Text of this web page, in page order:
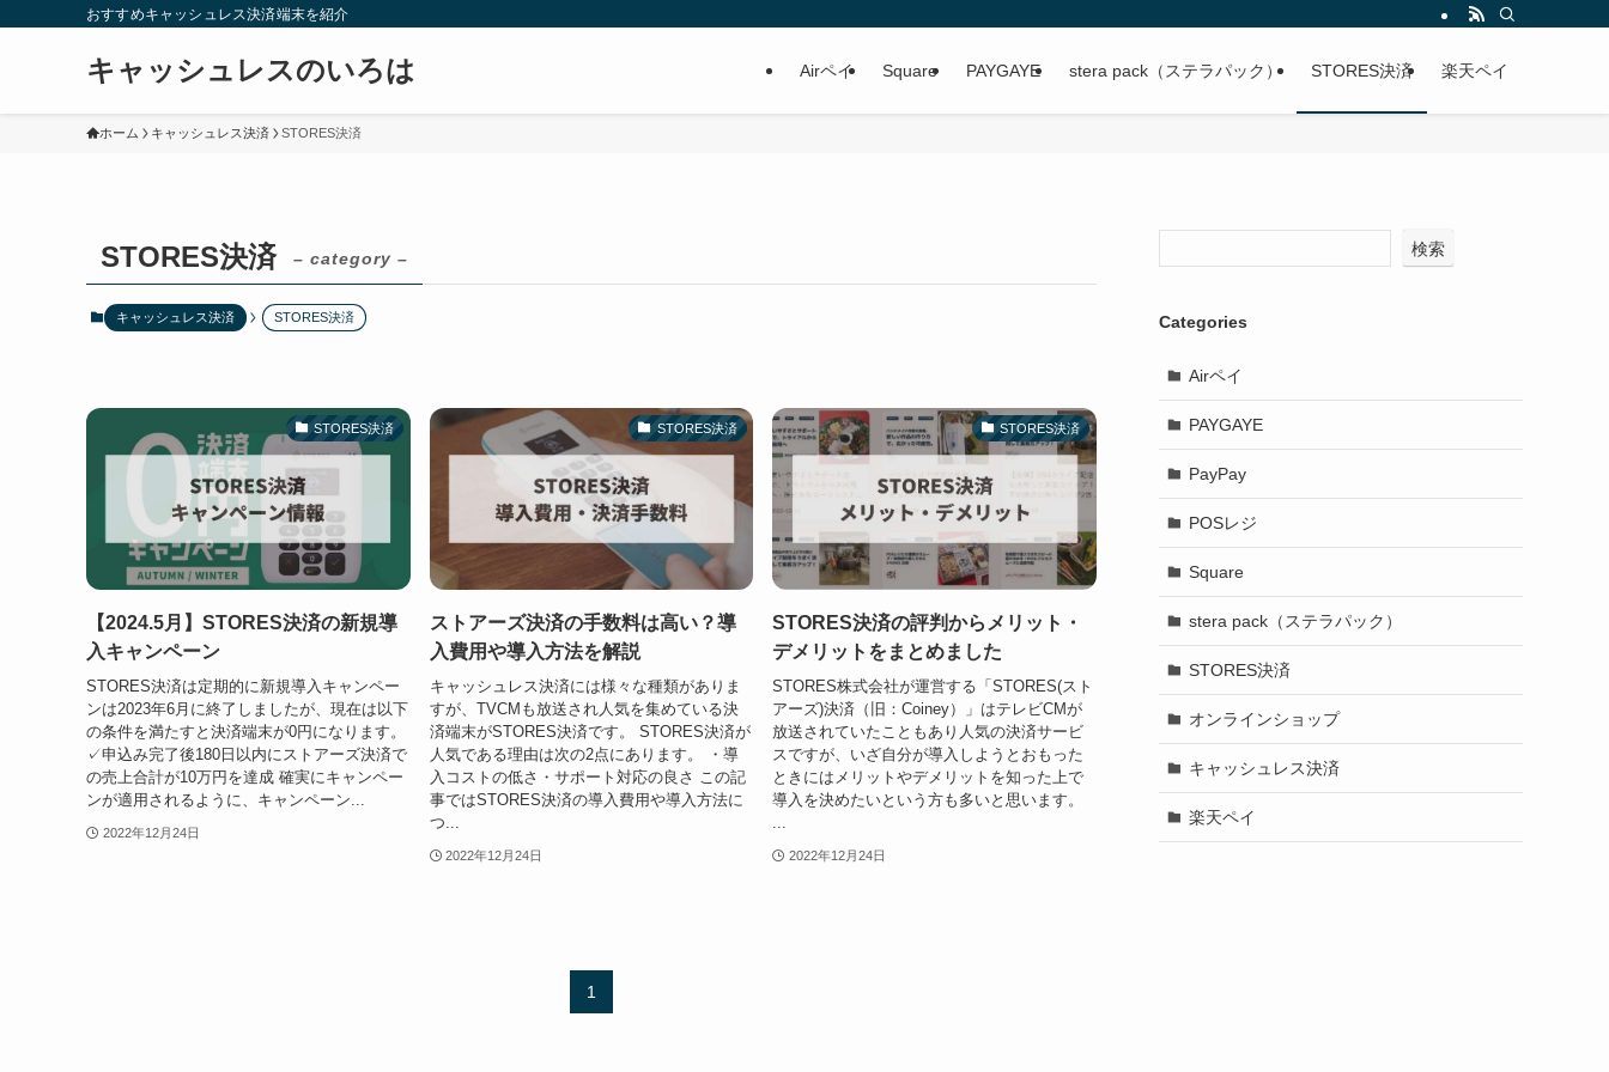
おすすめキャッシュレス決済端末を紹介
キャッシュレスのいろは Airペイ Square PAYGAYE stera pack（ステラパック） STORES決済 楽天ペイ
ホーム キャッシュレス決済 STORES決済
STORES決済 – category –
キャッシュレス決済 STORES決済
STORES決済
【2024.5月】STORES決済の新規導
入キャンペーン
STORES決済は定期的に新規導入キャンペー
ンは2023年6月に終了しましたが、現在は以下
の条件を満たすと決済端末が0円になります。
✓申込み完了後180日以内にストアーズ決済で
の売上合計が10万円を達成 確実にキャンペー
ンが適用されるように、キャンペーン...
2022年12月24日
STORES決済
ストアーズ決済の手数料は高い？導
入費用や導入方法を解説
キャッシュレス決済には様々な種類がありま
すが、TVCMも放送され人気を集めている決
済端末がSTORES決済です。 STORES決済が
人気である理由は次の2点にあります。 ・導
入コストの低さ・サポート対応の良さ この記
事ではSTORES決済の導入費用や導入方法に
つ...
2022年12月24日
STORES決済
STORES決済の評判からメリット・
デメリットをまとめました
STORES株式会社が運営する「STORES(スト
アーズ)決済（旧：Coiney）」はテレビCMが
放送されていたこともあり人気の決済サービ
スですが、いざ自分が導入しようとおもった
ときにはメリットやデメリットを知った上で
導入を決めたいという方も多いと思います。
2022年12月24日
1
検索
Categories
Airペイ
PAYGAYE
PayPay
POSレジ
Square
stera pack（ステラパック）
STORES決済
オンラインショップ
キャッシュレス決済
楽天ペイ